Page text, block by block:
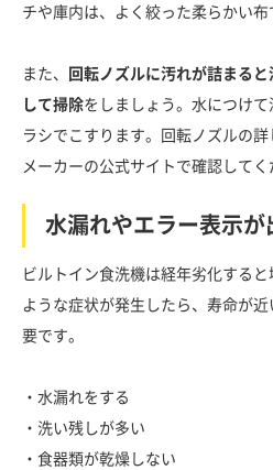
チや庫内は、よく絞った柔らかい布
また、 回転ノズルに汚れが詰まる
して掃除をしましょう。水につけ
ラシでこすります。回転ノズルの
メーカーの公式サイトで確認してく
水漏れやエラー表示が
ビルトイン食洗機は経年劣化する
ような症状が発生したら、寿命が
要です。
・水漏れをする
・洗い残しが多い
・食器類が乾燥しない